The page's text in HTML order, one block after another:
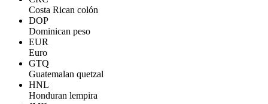
Costa Rican colón
DOP
Dominican peso
EUR
Euro
GTQ
Guatemalan quetzal
HNL
Honduran lempira